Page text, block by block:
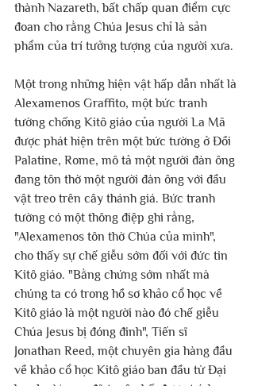
thành Nazareth, bất chấp quan điểm cực
đoan cho rằng Chúa Jesus chỉ là sản
phẩm của trí tưởng tượng của người xưa.
Một trong những hiện vật hấp dẫn nhất là
Alexamenos Graffito, một bức tranh
tường chống Kitô giáo của người La Mã
được phát hiện trên một bức tường ở Đồi
Palatine, Rome, mô tả một người đàn ông
đang tôn thờ một người đàn ông với đầu
vật treo trên cây thánh giá. Bức tranh
tường có một thông điệp ghi rằng,
"Alexamenos tôn thờ Chúa của mình",
cho thấy sự chế giễu sớm đối với đức tin
Kitô giáo. "Bằng chứng sớm nhất mà
chúng ta có trong hồ sơ khảo cổ học về
Kitô giáo là một người nào đó chế giễu
Chúa Jesus bị đóng đinh", Tiến sĩ
Jonathan Reed, một chuyên gia hàng đầu
về khảo cổ học Kitô giáo ban đầu từ Đại